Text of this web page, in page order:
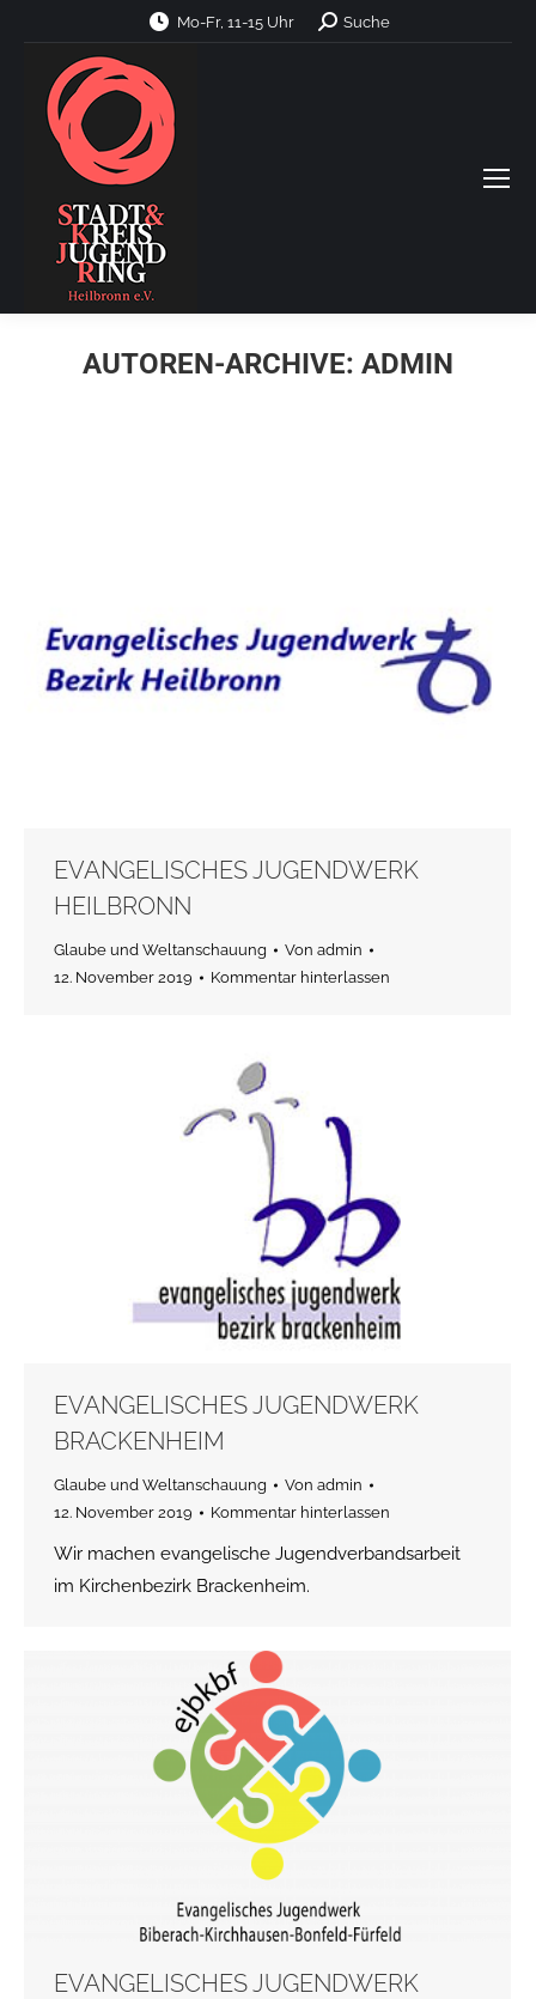
Mo-Fr, 11-15 Uhr Search:
Suche
AUTOREN-ARCHIVE: ADMIN
EVANGELISCHES JUGENDWERK
HEILBRONN
Glaube und Weltanschauung Von admin
12. November 2019
Kommentar hinterlassen
EVANGELISCHES JUGENDWERK
BRACKENHEIM
Glaube und Weltanschauung Von admin
12. November 2019
Kommentar hinterlassen
Wir machen evangelische Jugendverbandsarbeit
im Kirchenbezirk Brackenheim.
EVANGELISCHES JUGENDWERK